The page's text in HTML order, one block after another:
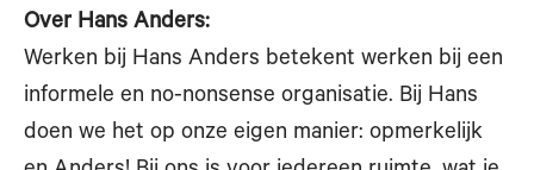
Over Hans Anders:
Werken bij Hans Anders betekent werken bij een
informele en no-nonsense organisatie. Bij Hans
doen we het op onze eigen manier: opmerkelijk